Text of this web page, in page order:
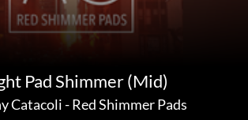
Pad Shimmer (Mid)
Catacoli-Red Shimmer Pads